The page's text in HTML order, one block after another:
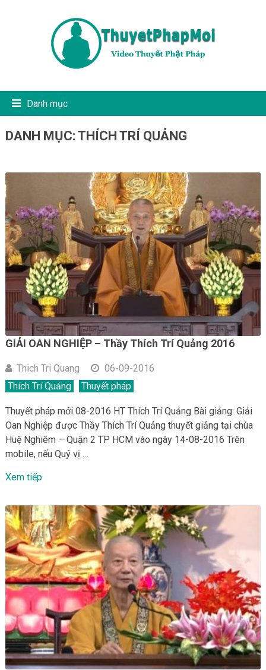
Danh mục
DANH MỤC: THÍCH TRÍ QUẢNG
GIẢI OAN NGHIỆP – Thầy Thích Trí Quảng 2016
Thich Tri Quang
06-09-2016
Thích Trí Quảng
Thuyết pháp
Thuyết pháp mới 08-2016 HT Thích Trí Quảng Bài giảng: Giải
Oan Nghiệp được Thầy Thích Trí Quảng thuyết giảng tại chùa
Huệ Nghiêm – Quận 2 TP HCM vào ngày 14-08-2016 Trên
mobile, nếu Quý vị …
Xem tiếp